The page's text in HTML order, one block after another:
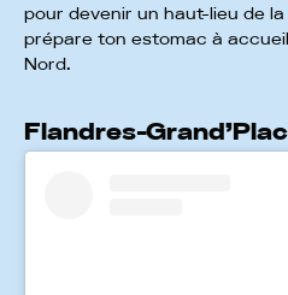
pour devenir un haut-lieu de
prépare ton estomac à
Nord.
Flandres-